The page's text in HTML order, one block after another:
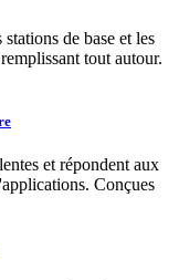
de base et les
tout autour.
et répondent aux
Conçues